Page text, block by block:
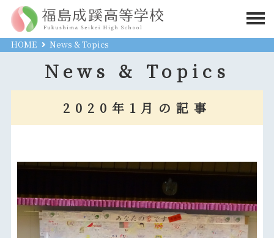
HOME News & Topics
News & Topics
2020年1月の記事